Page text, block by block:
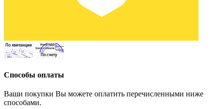
Способы оплаты
Ваши покупки Вы можете оплатить перечисленными ниже
способами.